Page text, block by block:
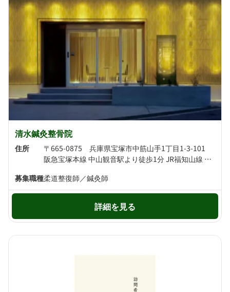
清水鍼灸整骨院
住所
〒665-0875 兵庫県宝塚市中筋山手1丁目1-3-101
阪急宝塚本線 中山観音駅より徒歩1分 JR福知山線 中山寺駅より徒歩7分
募集職種柔道整復師／鍼灸師
詳細を見る